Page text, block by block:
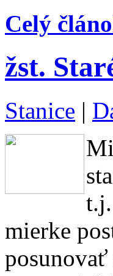
Celý
žst.
Stanice |
mierke
posunovať